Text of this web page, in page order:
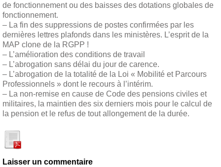
de fonctionnement ou des baisses des dotations globales de
fonctionnement.
– La fin des suppressions de postes confirmées par les
dernières lettres plafonds dans les ministères. L’esprit de la
MAP clone de la RGPP !
– L’amélioration des conditions de travail
– L’abrogation sans délai du jour de carence.
– L’abrogation de la totalité de la Loi « Mobilité et Parcours
Professionnels » dont le recours à l’intérim.
– La non-remise en cause de Code des pensions civiles et
militaires, la maintien des six derniers mois pour le calcul de
la pension et le refus de tout allongement de la durée.
Laisser un commentaire